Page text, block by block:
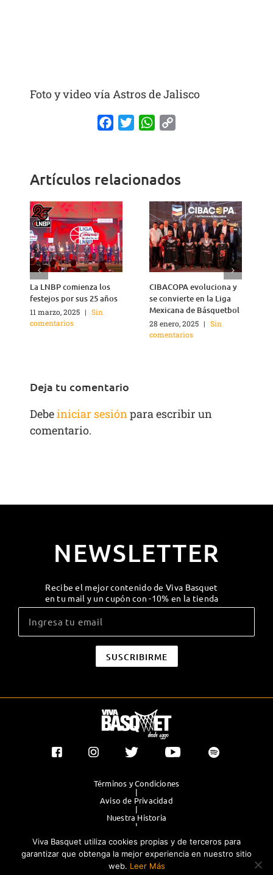
Foto y video vía Astros de Jalisco
FacebookTwitterWhatsApp
Artículos relacionados
La LNBP comienza los
festejos por sus 25 años
11 marzo, 2025 | Sin
comentarios
CIBACOPA evoluciona y
se convierte en la Liga
Mexicana de Básquetbol
28 enero, 2025 | Sin
comentarios
Deja tu comentario
Debeiniciar sesiónpara escribir un
comentario.
NEWSLETTER
Recibe el mejor contenido de Viva Basquet
en tu mail y un cupón con -10% en la tienda
Términos y Condiciones
|
Aviso de Privacidad
|
Nuestra Historia
|
|
Publicidad
Viva Basquet utiliza cookies propias y de terceros para
garantizar que obtenga la mejor experiencia en nuestro sitio
web. Leer Más